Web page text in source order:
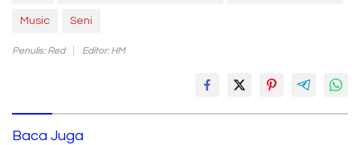
Music Seni
Penulis: Red Editor: HM
Baca Juga